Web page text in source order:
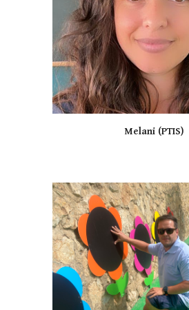
Melani (PTIS)